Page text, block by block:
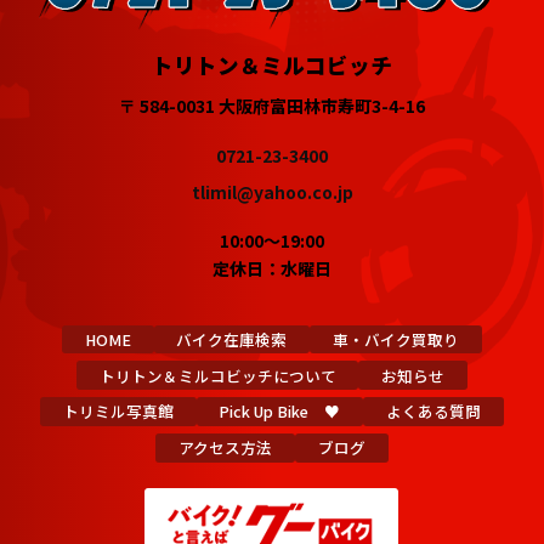
トリトン＆ミルコビッチ
〒 584-0031 大阪府富田林市寿町3-4-16
0721-23-3400
tlimil@yahoo.co.jp
10:00～19:00
定休日：水曜日
HOME バイク在庫検索
車・バイク買取り
トリトン＆ミルコビッチについて
お知らせ
トリミル写真館
Pick Up Bike ♥
よくある質問
アクセス方法
ブログ